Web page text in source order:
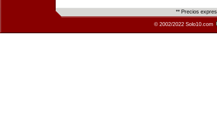
** Precios
© 2002/2022 Solo10.com